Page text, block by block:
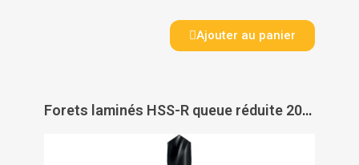
Ajouter au panier
Forets laminés HSS-R queue réduite 200 - RUKO